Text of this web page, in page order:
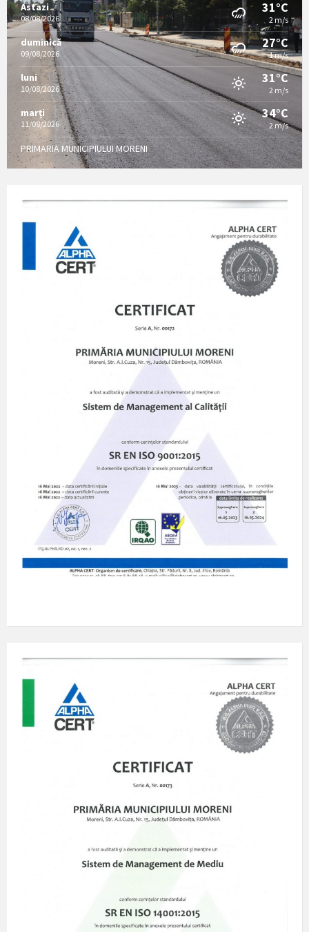
Astazi
08/08/2026
31°C
2 m/s
duminică
09/08/2026
27°C
1 m/s
luni
10/08/2026
31°C
2 m/s
marți
11/08/2026
34°C
2 m/s
PRIMARIA MUNICIPIULUI MORENI